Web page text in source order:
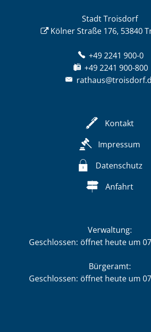
Stadt Troisdorf
Kölner Straße 176, 53840
+49 2241 900-0
+49 2241 900-800
Kontakt
Impressum
Datenschutz
Anfahrt
Verwaltung:
Klicken, um weitere Öffnungs-
Geschlossen: öffnet heute um
Bürgeramt:
Klicken, um weitere Öffnungs-
Geschlossen: öffnet heute um